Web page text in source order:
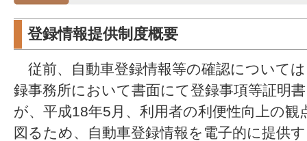
登録情報提供制度概要
従前、自動車登録情報等の確認について
録事務所において書面にて登録事項等証明
が、平成18年5月、利用者の利便性向上の
図るため、自動車登録情報を電子的に提供